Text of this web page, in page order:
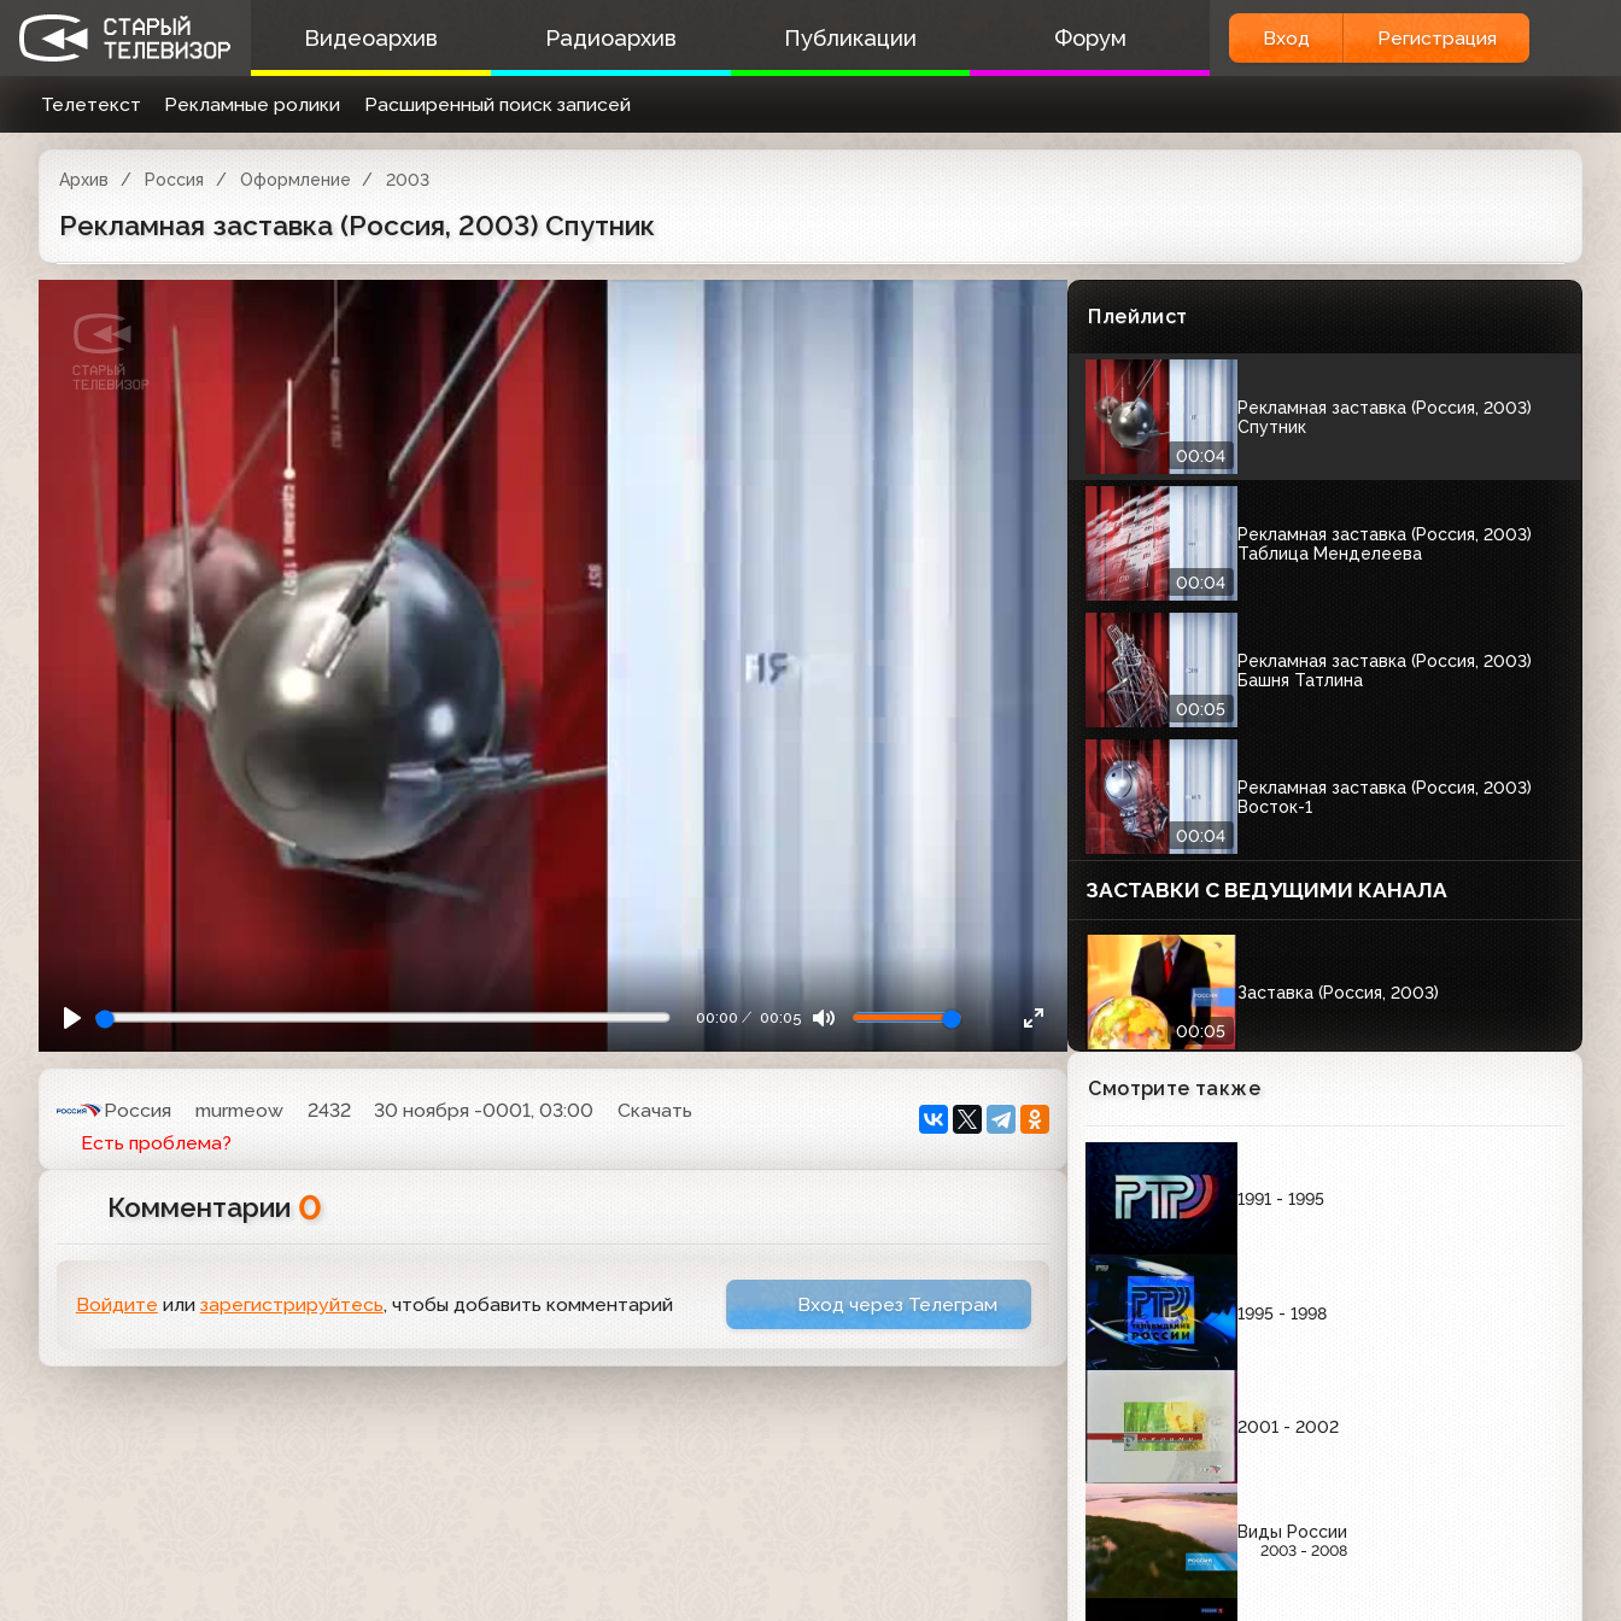
Видеоархив Радиоархив Публикации Форум Вход Регистрация
Телетекст Рекламные ролики Расширенный поиск записей
Архив Россия Оформление 2003
Рекламная заставка (Россия, 2003) Спутник
00:00 00:05
Россия murmeow 2432 30 ноября -0001, 03:00
Скачать
Есть проблема?
Комментарии 0
Войдите или зарегистрируйтесь, чтобы добавить комментарий Вход через Телеграм
Плейлист
00:04
Рекламная заставка (Россия, 2003)
Луноход
Рекламная заставка (Россия, 2003)
00:04
Рекламная заставка (Россия, 2003)
00:04
Рекламная заставка (Россия, 2003)
Спутник
00:04
Рекламная заставка (Россия, 2003)
Таблица Менделеева
00:05
Рекламная заставка (Россия, 2003)
Башня Татлина
00:04
Рекламная заставка (Россия, 2003)
Восток-1
ЗАСТАВКИ С ВЕДУЩИМИ КАНАЛА
00:05
Заставка (Россия, 2003)
00:06
00:12
ДРУГОЕ
Различные заставки, начало, конец и переходы эфиров
00:05
Смотрите также
1991 - 1995
1995 - 1998
2001 - 2002
Виды России
2003 - 2008